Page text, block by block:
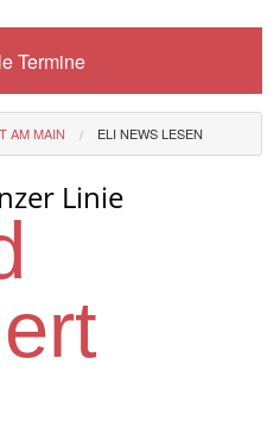
Termine
AM MAIN ELI NEWS LESEN
Linie